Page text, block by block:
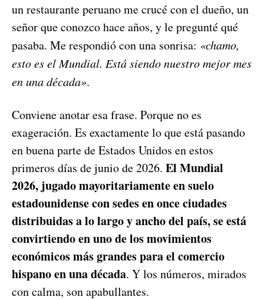
un restaurante peruano me crucé con el dueño, un
señor que conozco hace años, y le pregunté qué
pasaba. Me respondió con una sonrisa: «chamo,
esto es el Mundial. Está siendo nuestro mejor mes
en una década».
Conviene anotar esa frase. Porque no es
exageración. Es exactamente lo que está pasando
en buena parte de Estados Unidos en estos
primeros días de junio de 2026. El Mundial
2026, jugado mayoritariamente en suelo
estadounidense con sedes en once ciudades
distribuidas a lo largo y ancho del país, se está
convirtiendo en uno de los movimientos
económicos más grandes para el comercio
hispano en una década. Y los números, mirados
con calma, son apabullantes.